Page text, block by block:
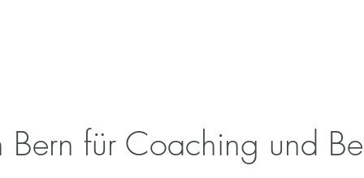
Bern für Coaching und